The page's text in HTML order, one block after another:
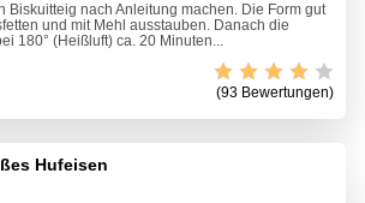
Biskuitteig nach Anleitung machen. Die Form gut
und mit Mehl ausstauben. Danach die
180° (Heißluft) ca. 20 Minuten...
(93 Bewertungen)
Hufeisen